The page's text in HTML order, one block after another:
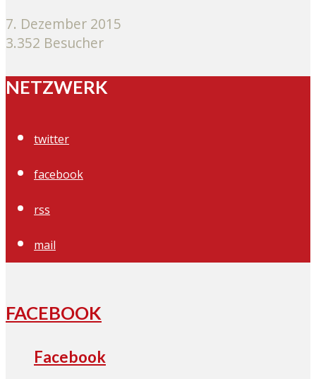
7. Dezember 2015
3.352 Besucher
NETZWERK
twitter
facebook
rss
mail
FACEBOOK
Facebook